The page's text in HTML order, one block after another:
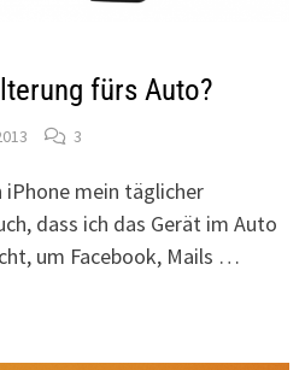
fürs Auto?
3
iPhone mein täglicher
dass ich das Gerät im Auto
um Facebook, Mails …